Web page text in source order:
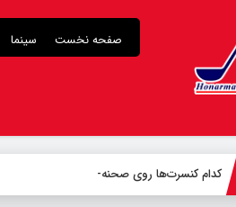
صفحه نخست سینما
کدام کنسرت‌ها روی صحنه می‌روند؟